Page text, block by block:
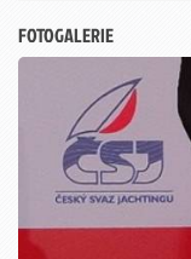
FOTOGALERIE